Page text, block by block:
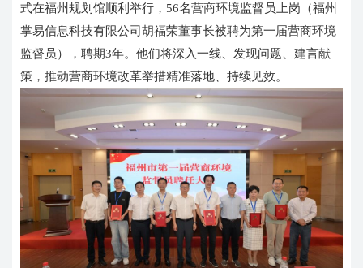
式在福州规划馆顺利举行，56名营商环境监督员上岗（福州
掌易信息科技有限公司胡福荣董事长被聘为第一届营商环境
监督员），聘期3年。他们将深入一线、发现问题、建言献
策，推动营商环境改革举措精准落地、持续见效。
微信号 请输入您的公司